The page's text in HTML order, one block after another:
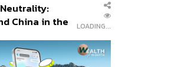
China in the
LOADING...